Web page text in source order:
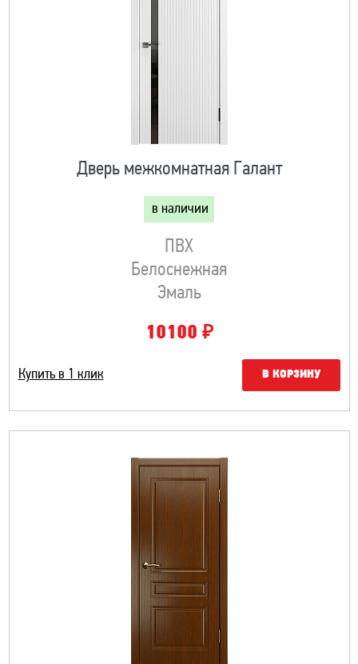
Дверь межкомнатная Галант
в наличии
ПВХ
Белоснежная
Эмаль
10100 ₽
Купить в 1 клик В КОРЗИНУ